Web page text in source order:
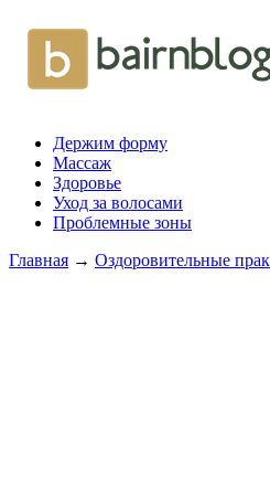
Держим форму
Массаж
Здоровье
Уход за волосами
Проблемные зоны
Главная → Оздоровительные